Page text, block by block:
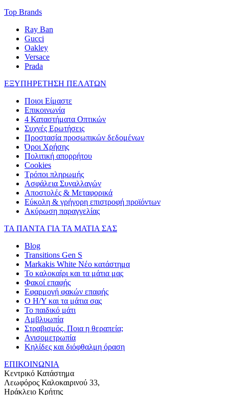
Top Brands
Ray Ban
Gucci
Oakley
Versace
Prada
ΕΞΥΠΗΡΕΤΗΣΗ ΠΕΛΑΤΩΝ
Ποιοι Είμαστε
Επικοινωνία
4 Καταστήματα Οπτικών
Συχνές Ερωτήσεις
Προστασία προσωπικών δεδομένων
Όροι Χρήσης
Πολιτική απορρήτου
Cookies
Τρόποι πληρωμής
Ασφάλεια Συναλλαγών
Αποστολές & Μεταφορικά
Εύκολη & γρήγορη επιστροφή προϊόντων
Ακύρωση παραγγελίας
ΤΑ ΠΑΝΤΑ ΓΙΑ ΤΑ ΜΑΤΙΑ ΣΑΣ
Blog
Transitions Gen S
Markakis White Νέο κατάστημα
Το καλοκαίρι και τα μάτια μας
Φακοί επαφής
Εφαρμογή φακών επαφής
Ο Η/Υ και τα μάτια σας
Το παιδικό μάτι
Αμβλυωπία
Στραβισμός. Ποια η θεραπεία;
Ανισομετρωπία
Κηλίδες και διόφθαλμη όραση
ΕΠΙΚΟΙΝΩΝΙΑ
Κεντρικό Κατάστημα
Λεωφόρος Καλοκαιρινού 33,
Ηράκλειο Κρήτης